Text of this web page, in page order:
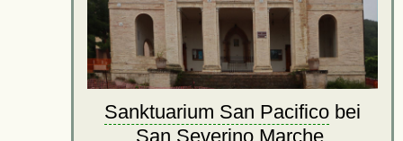
Sanktuarium San Pacifico bei
San Severino Marche